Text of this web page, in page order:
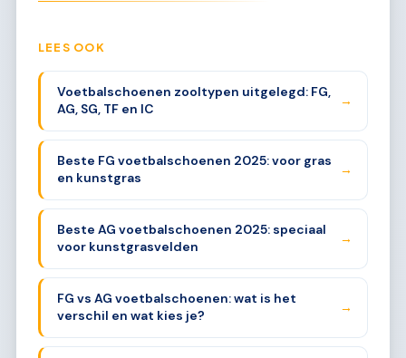
LEES OOK
Voetbalschoenen zooltypen uitgelegd: FG,
AG, SG, TF en IC
→
Beste FG voetbalschoenen 2025: voor gras
en kunstgras
→
Beste AG voetbalschoenen 2025: speciaal
voor kunstgrasvelden
→
FG vs AG voetbalschoenen: wat is het
verschil en wat kies je?
→